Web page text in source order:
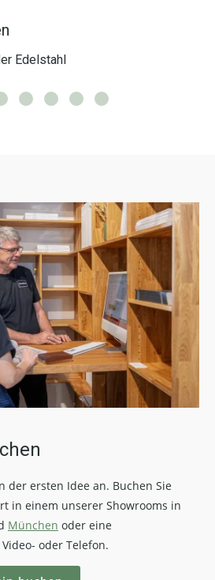
Edelstahl
der ersten Idee an. Buchen Sie
in einem unserer Showrooms in
München oder eine
oder Telefon.